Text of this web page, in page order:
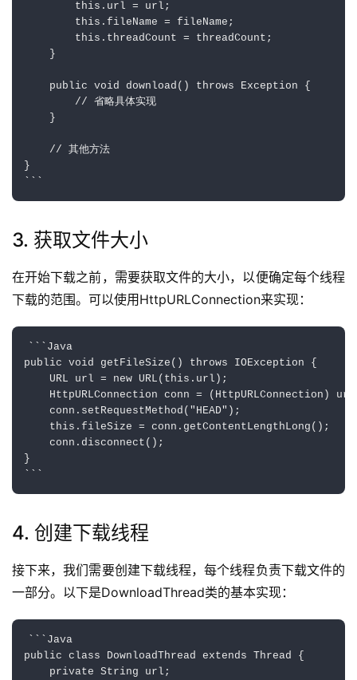
        this.url = url;
        this.fileName = fileName;
        this.threadCount = threadCount;
    }
    public void download() throws Exception {
        // 省略具体实现
    }
    // 其他方法
}
3. 获取文件大小
在开始下载之前，需要获取文件的大小，以便确定每个线程
下载的范围。可以使用HttpURLConnection来实现：
```Java
public void getFileSize() throws IOException {
    URL url = new URL(this.url);
HttpURLConnection conn = (HttpURLConnection)
    conn.setRequestMethod("HEAD");
    this.fileSize = conn.getContentLengthLong();
    conn.disconnect();
}
4. 创建下载线程
接下来，我们需要创建下载线程，每个线程负责下载文件的
一部分。以下是DownloadThread类的基本实现：
```Java
public class DownloadThread extends Thread {
    private String url;